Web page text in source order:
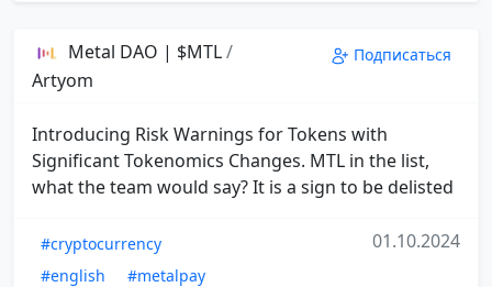
Metal DAO | $MTL/
Artyom
Подписаться
Introducing Risk Warnings for Tokens with
Significant Tokenomics Changes. MTL in the list,
what the team would say? It is a sign to be delisted
#cryptocurrency
#english
#metalpay
01.10.2024